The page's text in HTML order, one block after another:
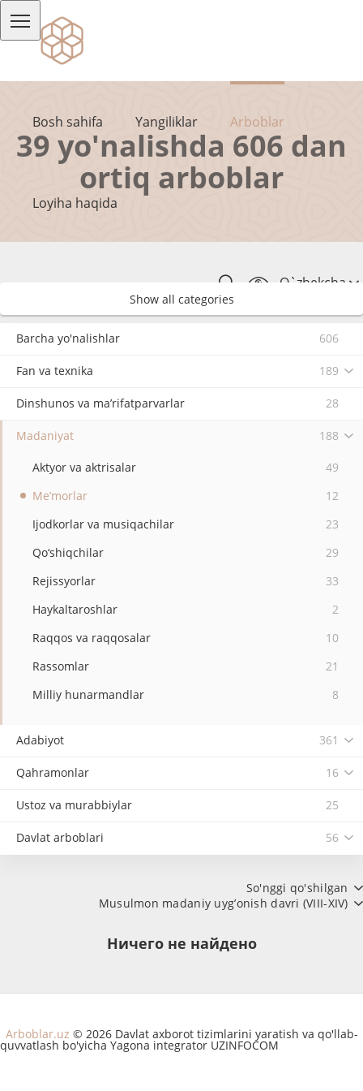
Bosh sahifa Yangiliklar Arboblar
Loyiha haqida
O`zbekcha
39 yo'nalishda 606 dan
ortiq arboblar
Show all categories
Barcha yo'nalishlar 606
Fan va texnika 189
Dinshunos va ma’rifatparvarlar 28
Madaniyat 188
Aktyor va aktrisalar
49
Me’morlar
12
Ijodkorlar va musiqachilar
23
Qo‘shiqchilar
29
Rejissyorlar
33
Haykaltaroshlar
2
Raqqos va raqqosalar
10
Rassomlar
21
Milliy hunarmandlar
8
Adabiyot 361
Qahramonlar 16
Ustoz va murabbiylar 25
Davlat arboblari 56
So'nggi qo'shilgan
Musulmon madaniy uyg’onish davri (VIII-XIV)
Ничего не найдено
Arboblar.uz © 2026 Davlat axborot tizimlarini yaratish va qo'llab-
quvvatlash bo'yicha Yagona integrator UZINFOCOM